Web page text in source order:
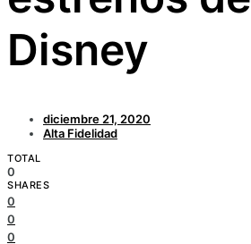
Disney
diciembre 21, 2020
Alta Fidelidad
TOTAL
0
SHARES
0
0
0